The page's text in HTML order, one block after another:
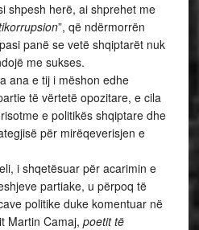
shpesh herë, ai shprehet me
”, që ndërmorrën
panë se vetë shqiptarët nuk
me sukses.
e tij i mëshon edhe
të vërtetë opozitare, e cila
e politikës shqiptare dhe
për mirëqeverisjen e
i shqetësuar për acarimin e
partiake, u përpoq të
politike duke komentuar në
Martin Camaj, poetit të